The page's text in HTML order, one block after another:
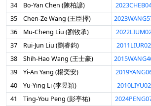
34
Bo-Yan Chen (陳柏諺)
35
Chen-Ze Wang (王臣擇)
36
Mu-Cheng Liu (劉牧承)
37
Rui-Jun Liu (劉睿鈞) 2011LIUR02
38
Shih-Hao Wang (王士豪)
39
Yi-An Yang (楊奕安)
40
Yu-Ying Li (李昱穎) 2010LIYU02
41
Ting-You Peng (彭亭祐)